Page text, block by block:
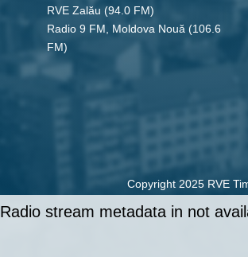
RVE Zalău (94.0 FM)
Radio 9 FM, Moldova Nouă (106.6
FM)
Copyright 2025 RVE
Radio stream metadata in not